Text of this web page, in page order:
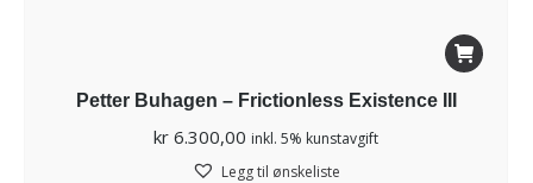
Petter Buhagen – Frictionless Existence III
kr 6.300,00 inkl. 5% kunstavgift
Legg til ønskeliste